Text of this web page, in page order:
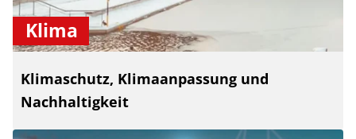
Klima
Klimaschutz, Klimaanpassung und
Nachhaltigkeit